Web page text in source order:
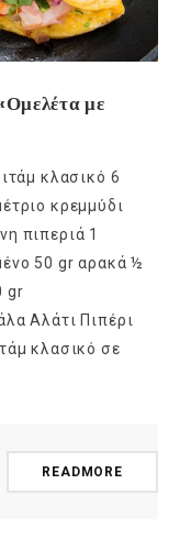
με
κλασικό 6
κρεμμύδι
πιπεριά 1
50 gr αρακά ½
gr
Αλάτι Πιπέρι
κλασικό σε
READMORE